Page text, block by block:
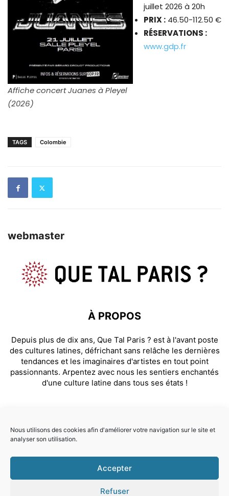
Affiche concert Juanes à Pleyel
(2026)
juillet 2026 à 20h
PRIX :46.50-112.50 €
RÉSERVATIONS :
www.gdp.fr
TAGS Colombie
webmaster
À PROPOS
Depuis plus de dix ans, Que Tal Paris ? est à l'avant poste
des cultures latines, défrichant sans relâche les dernières
tendances et les imaginaires d'artistes en tout point
passionnants. Arpentez avec nous les sentiers enchantés
d'une culture latine dans tous ses états !
© Que Tal Paris ? 2026
Nous utilisons des cookies afin d'améliorer votre navigation sur le site et
analyser son utilisation.
Accepter
Refuser